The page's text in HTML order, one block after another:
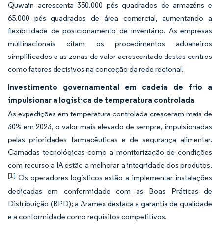
Quwain acrescenta 350.000 pés quadrados de armazéns e
65.000 pés quadrados de área comercial, aumentando a
flexibilidade de posicionamento de inventário. As empresas
multinacionais citam os procedimentos aduaneiros
simplificados e as zonas de valor acrescentado destes centros
como fatores decisivos na conceção da rede regional.
Investimento governamental em cadeia de frio a
impulsionar a logística de temperatura controlada
As expedições em temperatura controlada cresceram mais de
30% em 2023, o valor mais elevado de sempre, impulsionadas
pelas prioridades farmacêuticas e de segurança alimentar.
Camadas tecnológicas como a monitorização de condições
com recurso a IA estão a melhorar a integridade dos produtos.
[1] Os operadores logísticos estão a implementar instalações
dedicadas em conformidade com as Boas Práticas de
Distribuição (BPD); a Aramex destaca a garantia de qualidade
e a conformidade como requisitos competitivos.